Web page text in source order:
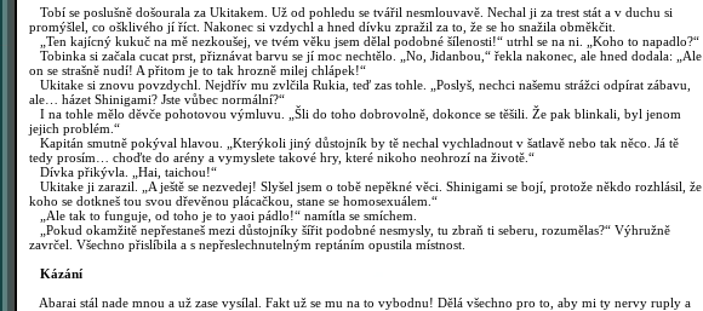
Tobí se poslušně došourala za Ukitakem. Už od pohledu se tvářil nesmlouvavě. Nechal ji za trest stát a v duchu si
promýšlel, co ošklivého jí říct. Nakonec si vzdychl a hned dívku zpražil za to, že se ho snažila obměkčit.
„Ten kajícný kukuč na mě nezkoušej, ve tvém věku jsem dělal podobné šílenosti!“ utrhl se na ni. „Koho to napadlo?“
Tobinka si začala cucat prst, přiznávat barvu se jí moc nechtělo. „No, Jidanbou,“ řekla nakonec, ale hned dodala: „Ale
on se strašně nudí! A přitom je to tak hrozně milej chlápek!“
Ukitake si znovu povzdychl. Nejdřív mu zvlčila Rukia, teď zas tohle. „Poslyš, nechci našemu strážci odpírat zábavu,
ale… házet Shinigami? Jste vůbec normální?“
I na tohle mělo děvče pohotovou výmluvu. „Šli do toho dobrovolně, dokonce se těšili. Že pak blinkali, byl jenom
jejich problém.“
Kapitán smutně pokýval hlavou. „Kterýkoli jiný důstojník by tě nechal vychladnout v šatlavě nebo tak něco. Já tě
tedy prosím… choďte do arény a vymyslete takové hry, které nikoho neohrozí na životě.“
Dívka přikývla. „Hai, taichou!“
Ukitake ji zarazil. „A ještě se nezvedej! Slyšel jsem o tobě nepěkné věci. Shinigami se bojí, protože někdo rozhlásil, že
koho se dotkneš tou svou dřevěnou plácačkou, stane se homosexuálem.“
„Ale tak to funguje, od toho je to yaoi pádlo!“ namítla se smíchem.
„Pokud okamžitě nepřestaneš mezi důstojníky šířit podobné nesmysly, tu zbraň ti seberu, rozumělas?“ Výhružně
zavrčel. Všechno přislíbila a s nepřeslechnutelným reptáním opustila místnost.
Kázání
Abarai stál nade mnou a už zase vysílal. Fakt už se mu na to vybodnu! Dělá všechno pro to, aby mi ty nervy ruply a